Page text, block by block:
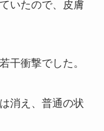
いたので、皮膚
干衝撃でした。
消え、普通の状